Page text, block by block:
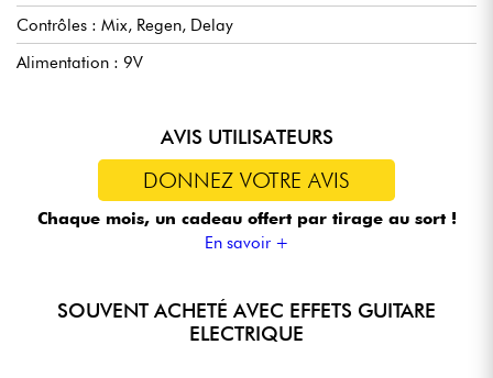
Contrôles : Mix, Regen, Delay
Alimentation : 9V
AVIS UTILISATEURS
DONNEZ VOTRE AVIS
Chaque mois, un cadeau offert par tirage au sort !
En savoir +
SOUVENT ACHETÉ AVEC EFFETS GUITARE
ELECTRIQUE